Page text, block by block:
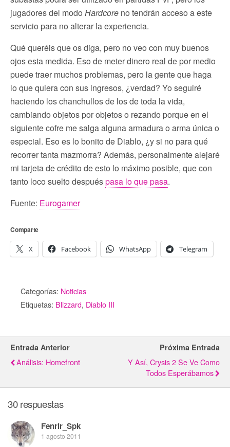
jugadores del modo Hardcore no tendrán acceso a este
servicio para no alterar la experiencia.
Qué queréis que os diga, pero no veo con muy buenos
ojos esta medida. Eso de meter dinero real de por medio
puede traer muchos problemas, pero la gente que haga
lo que quiera con sus ingresos, ¿verdad? Yo seguiré
haciendo los chanchullos de los de toda la vida,
cambiando objetos por objetos o rezando porque en el
siguiente cofre me salga alguna armadura o arma única o
especial. Eso es lo bonito de Diablo, ¿y si no para qué
recorrer tanta mazmorra? Además, personalmente alejaré
mi tarjeta de crédito de esto lo máximo posible, que con
tanto loco suelto despuéspasa lo que pasa.
Fuente: Eurogamer
Comparte
X Facebook WhatsApp Telegram
Categorías: Noticias
Etiquetas: Blizzard, Diablo III
Entrada Anterior
Análisis: Homefront
Próxima Entrada
Y Así, Crysis 2 Se Ve Como
Todos Esperábamos
30 respuestas
Fenrir_Spk
1 agosto 2011